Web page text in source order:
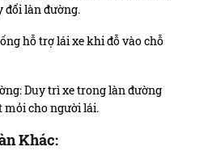
đổi làn đường.
hỗ trợ lái xe khi đỗ vào chỗ
Duy trì xe trong làn đường
mỏi cho người lái.
Khác: